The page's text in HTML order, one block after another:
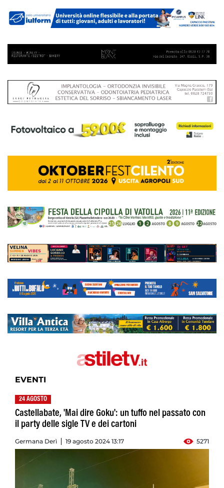
EVENTI
24 AGOSTO
Castellabate, 'Mai dire Goku': un tuffo nel passato con
il party delle sigle TV e dei cartoni
Germana Derì 19 agosto 2024 13:17 5271